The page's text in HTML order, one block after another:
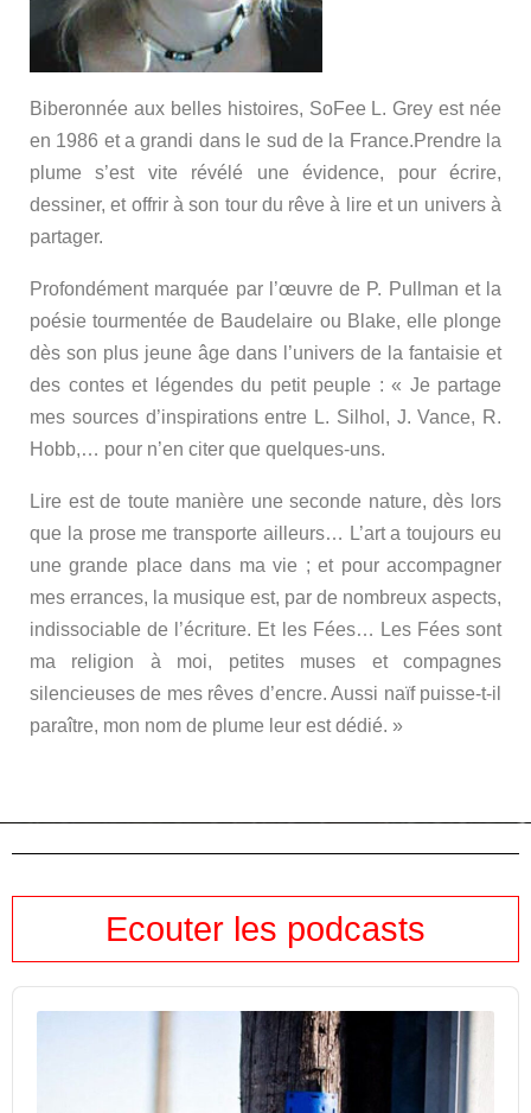
Biberonnée aux belles histoires, SoFee L. Grey est née
en 1986 et a grandi dans le sud de la France.Prendre la
plume s’est vite révélé une évidence, pour écrire,
dessiner, et offrir à son tour du rêve à lire et un univers à
partager.
Profondément marquée par l’œuvre de P. Pullman et la
poésie tourmentée de Baudelaire ou Blake, elle plonge
dès son plus jeune âge dans l’univers de la fantaisie et
des contes et légendes du petit peuple : « Je partage
mes sources d’inspirations entre L. Silhol, J. Vance, R.
Hobb,… pour n’en citer que quelques-uns.
Lire est de toute manière une seconde nature, dès lors
que la prose me transporte ailleurs… L’art a toujours eu
une grande place dans ma vie ; et pour accompagner
mes errances, la musique est, par de nombreux aspects,
indissociable de l’écriture. Et les Fées… Les Fées sont
ma religion à moi, petites muses et compagnes
silencieuses de mes rêves d’encre. Aussi naïf puisse-t-il
paraître, mon nom de plume leur est dédié. »
Ecouter les podcasts
Audio